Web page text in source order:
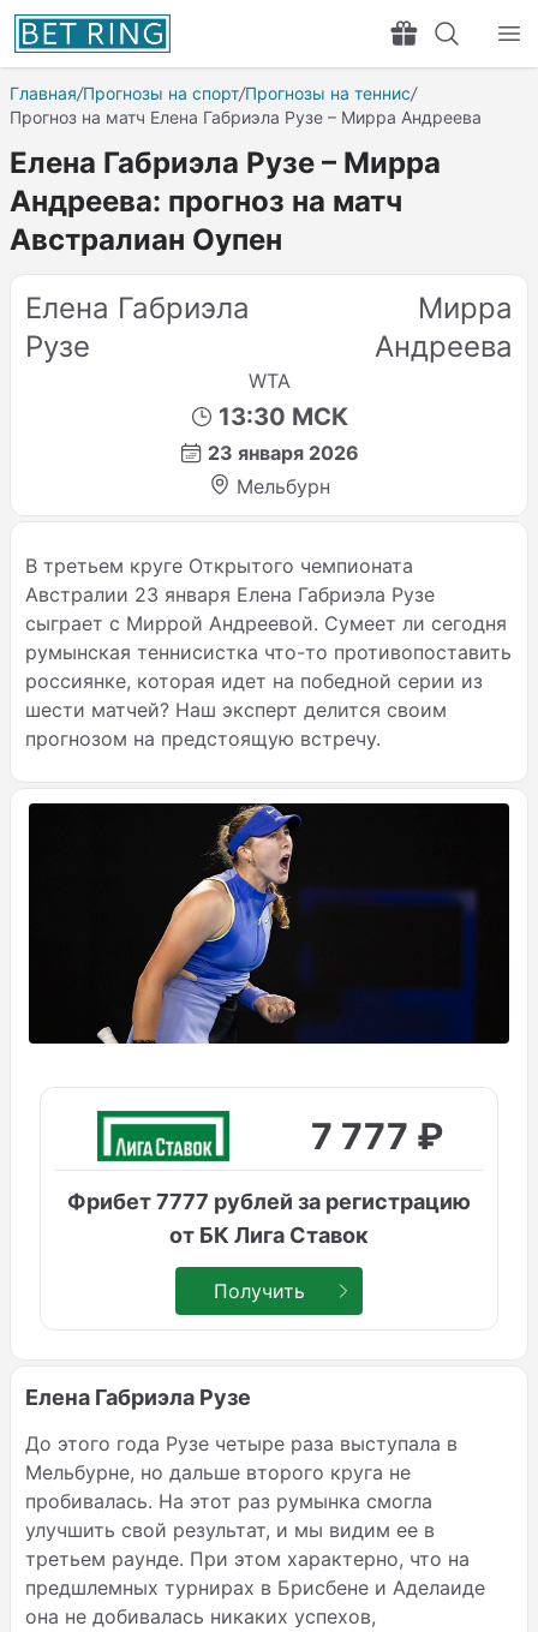
Главная/Прогнозы на спорт/Прогнозы на теннис/
Прогноз на матч Елена Габриэла Рузе – Мирра Андреева
Елена Габриэла Рузе – Мирра
Андреева: прогноз на матч
Австралиан Оупен
Елена Габриэла
Рузе
Мирра
Андреева
WTA
13:30 МСК
23 января 2026
Мельбурн
В третьем круге Открытого чемпионата
Австралии 23 января Елена Габриэла Рузе
сыграет с Миррой Андреевой. Сумеет ли сегодня
румынская теннисистка что-то противопоставить
россиянке, которая идет на победной серии из
шести матчей? Наш эксперт делится своим
прогнозом на предстоящую встречу.
7 777 ₽
Фрибет 7777 рублей за регистрацию
от БК Лига Ставок
Получить
Елена Габриэла Рузе
До этого года Рузе четыре раза выступала в
Мельбурне, но дальше второго круга не
пробивалась. На этот раз румынка смогла
улучшить свой результат, и мы видим ее в
третьем раунде. При этом характерно, что на
предшлемных турнирах в Брисбене и Аделаиде
она не добивалась никаких успехов,